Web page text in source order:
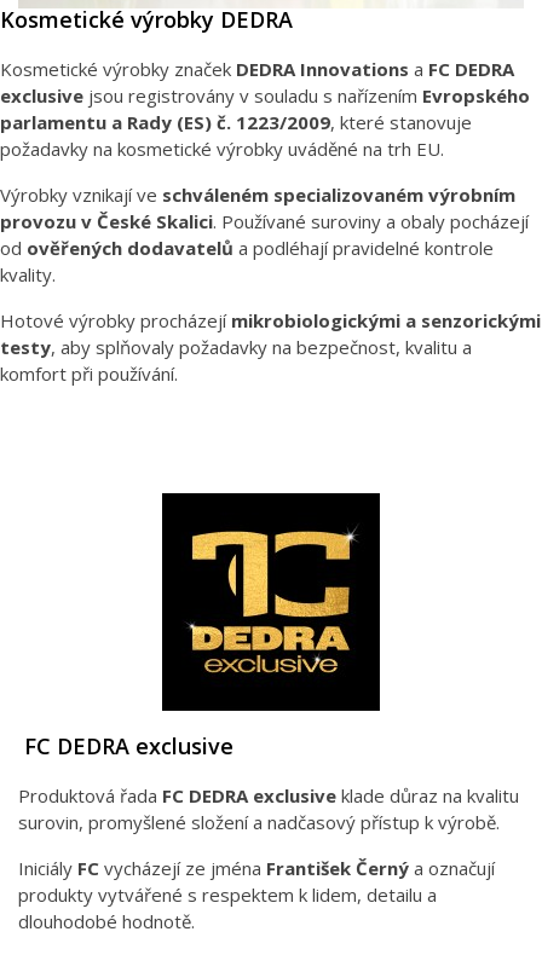
Kosmetické výrobky DEDRA
Kosmetické výrobky značek DEDRA Innovations a FC DEDRA
exclusive jsou registrovány v souladu s nařízením Evropského
parlamentu a Rady (ES) č. 1223/2009, které stanovuje
požadavky na kosmetické výrobky uváděné na trh EU.
Výrobky vznikají ve schváleném specializovaném výrobním
provozu v České Skalici. Používané suroviny a obaly pocházejí
od ověřených dodavatelů a podléhají pravidelné kontrole
kvality.
Hotové výrobky procházejí mikrobiologickými a senzorickými
testy, aby splňovaly požadavky na bezpečnost, kvalitu a
komfort při používání.
FC DEDRA exclusive
Produktová řada FC DEDRA exclusive klade důraz na kvalitu
surovin, promyšlené složení a nadčasový přístup k výrobě.
Iniciály FC vycházejí ze jména František Černý a označují
produkty vytvářené s respektem k lidem, detailu a
dlouhodobé hodnotě.